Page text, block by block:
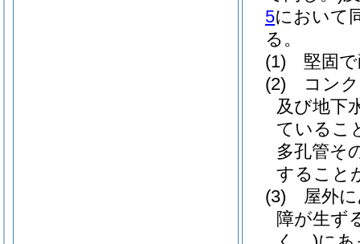
5において
る。
(1)
堅固
(2)
コン
及び地下
ているこ
多孔管そ
すること
(3)
屋外
障が生ず